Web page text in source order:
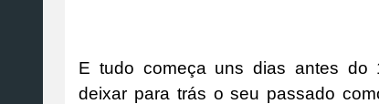
E tudo começa uns dias antes do
deixar para trás o seu passado